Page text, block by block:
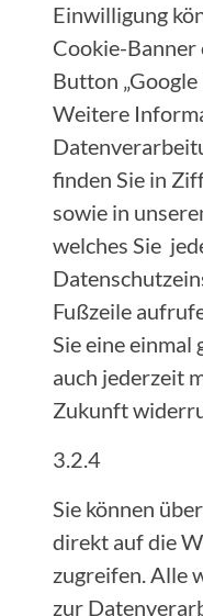
Einwilligung
Cookie-Banner
Button
Weitere
finden Sie in
sowie in
welches Sie
Fußzeile
Sie eine
auch jederzeit
Zukunft
3.2.4
Sie können
direkt auf die
zugreifen. Alle
zur